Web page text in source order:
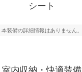
シート
本装備の詳細情報はありません。
室内収納・快適装備